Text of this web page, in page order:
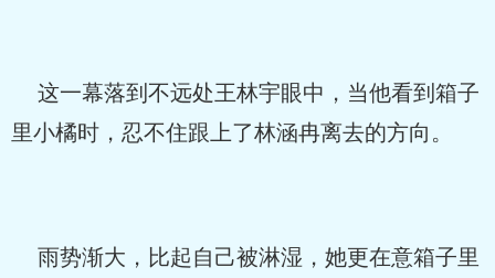
这一幕落到不远处王林宇眼中，当他看到箱子
里小橘时，忍不住跟上了林涵冉离去的方向。
雨势渐大，比起自己被淋湿，她更在意箱子里